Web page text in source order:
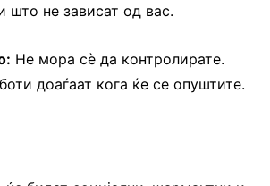
што не зависат од вас.
Не мора сè да контролирате.
доаѓаат кога ќе се опуштите.